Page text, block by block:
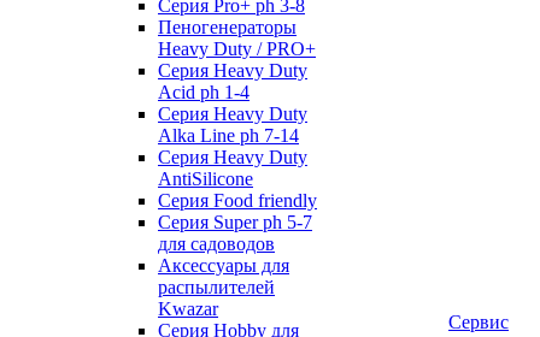
Серия Pro+ ph 3-8
Пеногенераторы
Heavy Duty / PRO+
Серия Heavy Duty
Acid ph 1-4
Серия Heavy Duty
Alka Line ph 7-14
Серия Heavy Duty
AntiSilicone
Серия Food friendly
Серия Super ph 5-7
для садоводов
Аксессуары для
распылителей
Kwazar
Серия Hobby для
Сервис